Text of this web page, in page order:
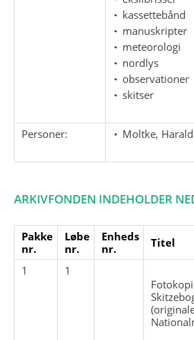
kassettebånd
manuskripter
meteorologi
nordlys
observationer
skitser
Personer: Moltke, Harald
ARKIVFONDEN INDEHOLDER
Pakke
nr.
Løbe
nr.
Enheds
nr.
Titel
1
1